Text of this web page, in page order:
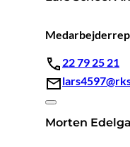
22 79 25 21
Morten